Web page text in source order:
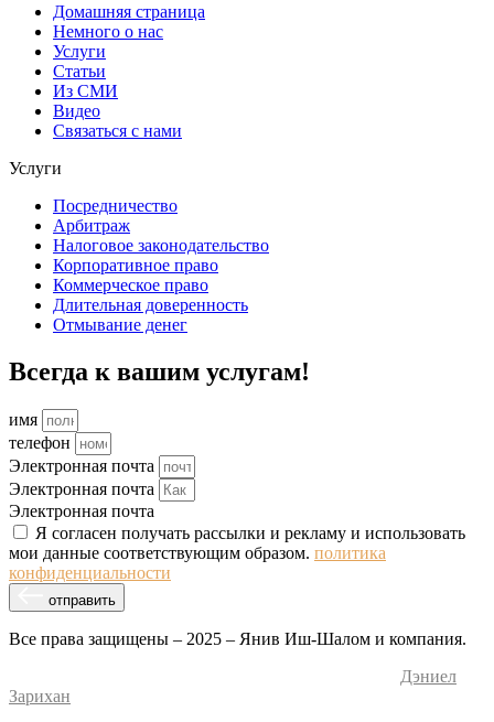
Домашняя страница
Немного о нас
Услуги
Статьи
Из СМИ
Видео
Связаться с нами
Услуги
Посредничество
Арбитраж
Налоговое законодательство
Корпоративное право
Коммерческое право
Длительная доверенность
Отмывание денег
Всегда к вашим услугам!
имя
телефон
Электронная почта
Электронная почта
Электронная почта
Я согласен получать рассылки и рекламу и использовать
мои данные соответствующим образом. политика
конфиденциальности
отправить
Все права защищены – 2025 – Янив Иш-Шалом и компания.
Дэниел
Зарихан